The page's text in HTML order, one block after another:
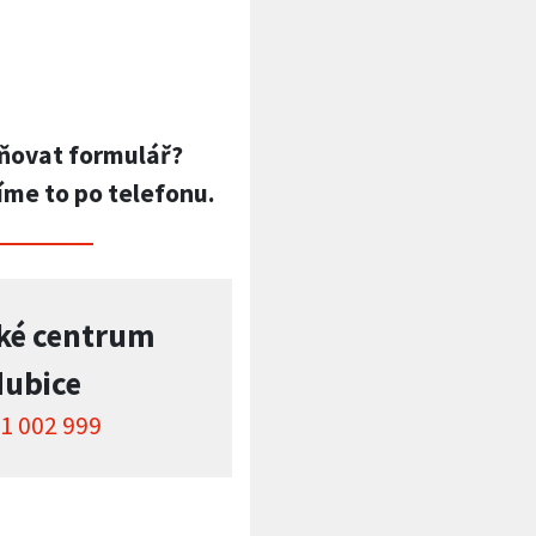
formulář?
to po telefonu.
centrum
002 999